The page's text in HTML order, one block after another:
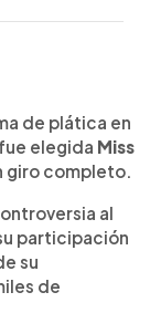
de plática en
elegida Miss
giro completo.
al
participación
su
de